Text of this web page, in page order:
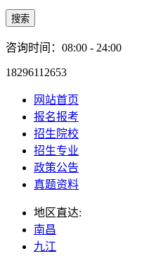
搜索
咨询时间：08:00 - 24:00
18296112653
网站首页
报名报考
招生院校
招生专业
政策公告
真题资料
地区直达:
南昌
九江